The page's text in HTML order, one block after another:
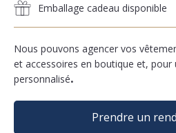
Emballage cadeau disponible
Nous pouvons agencer vos
et accessoires en boutique et, pour
personnalisé.
Prendre un